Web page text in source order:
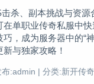
杀、副本挑战与资源
在单职业传奇私服中
，成为服务器中的“
与独家攻略！
:admin | 分类:新开传